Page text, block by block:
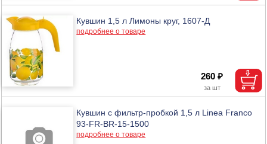
Кувшин 1,5 л Лимоны круг, 1607-Д
подробнее о товаре
260 ₽
Кувшин с фильтр-пробкой 1,5 л Linea Franco
93-FR-BR-15-1500
подробнее о товаре